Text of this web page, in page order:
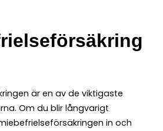
är en av de viktigaste
Om du blir långvarigt
in och